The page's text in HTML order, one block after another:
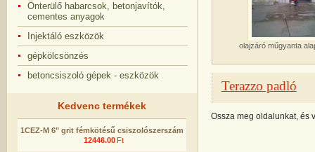
Önterülő habarcsok, betonjavítók,
cementes anyagok
Injektáló eszközök
gépkölcsönzés
betoncsiszoló gépek - eszközök
Kedvenc termékek
1CEZ-M 6" grit fémkötésű csiszolószerszám
12446.00 Ft
olajzáró műgyanta
Terazzo padló
Ossza meg oldalunkat, és